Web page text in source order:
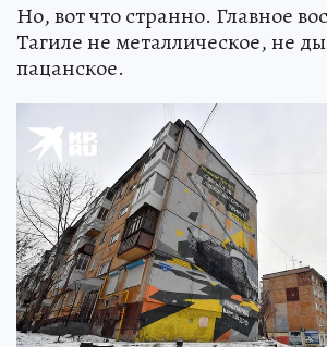
Но, вот что странно. Главное
Тагиле не металлическое, не
пацанское.